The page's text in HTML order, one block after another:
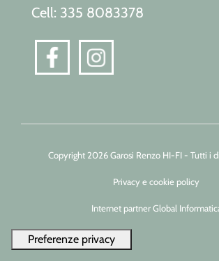
Cell: 335 8083378
Copyright 2026 Garosi Renzo HI-FI - Tutti i
Privacy e cookie policy
Internet partner Global